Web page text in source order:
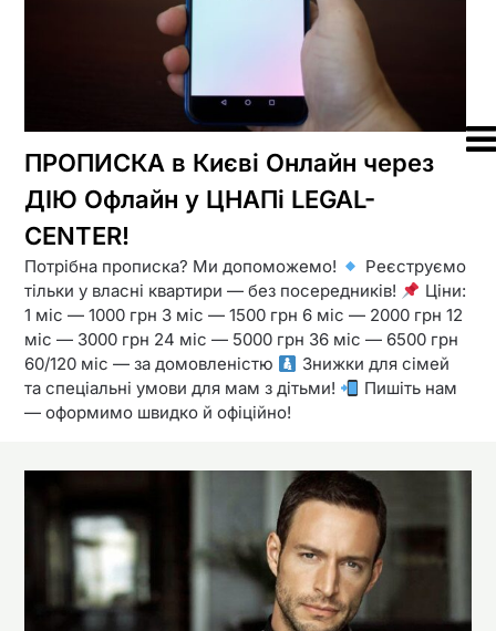
ПРОПИСКА в Києві Онлайн через
ДІЮ Офлайн у ЦНАПі LEGAL-
CENTER!
Потрібна прописка? Ми допоможемо!
Реєструємо
тільки у власні квартири — без посередників!
Ціни:
1 міс — 1000 грн 3 міс — 1500 грн 6 міс — 2000 грн 12
міс — 3000 грн 24 міс — 5000 грн 36 міс — 6500 грн
60/120 міс — за домовленістю
Знижки для сімей
та спеціальні умови для мам з дітьми!
Пишіть нам
— оформимо швидко й офіційно!